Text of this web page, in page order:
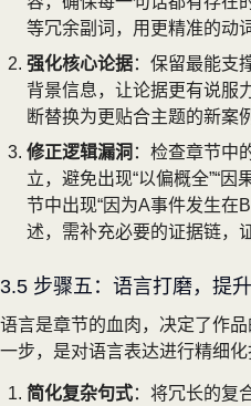
等冗余副词，用更精准的动
强化核心论据：保留最能支
背景信息，让论据更有说服
断替换为更贴合主题的新案
修正逻辑漏洞 ：检查章节中
立，避免出现“以偏概全”“
节中出现“因为A事件发生在
述，需补充必要的证据链，
3.5 步骤五：语言打磨，提
语言是章节的血肉，决定了作
一步，是对语言表达进行精细化
简化复杂句式：将冗长的复